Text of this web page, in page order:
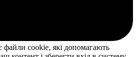
файли cookie, які допомагають